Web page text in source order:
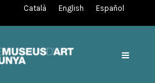
Català English Español